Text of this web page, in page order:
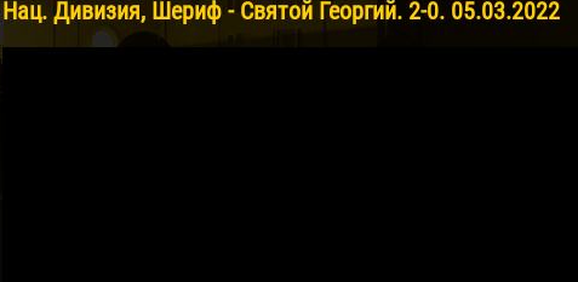
Нац. Дивизия, Шериф - Святой Георгий. 2-0. 05.03.2022